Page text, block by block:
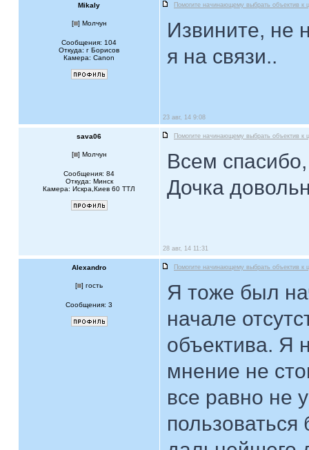
Mikaly Помогите начинающему выбрать объектив к
[ ] Молчун
Сообщения: 104
Откуда: г Борисов
Камера: Canon
Извините, не
я на связи..
23 авг, 14 9:08
sava06 Помогите начинающему выбрать объектив к
[ ] Молчун
Сообщения: 84
Откуда: Минск
Камера: Искра,Киев 60 ТТЛ
Всем
Дочка
28 авг, 14 11:31
Alexandro Помогите начинающему выбрать объектив к
[ ] гость
Сообщения: 3
Я тоже был
начале
объектива. Я
мнение не
все равно не